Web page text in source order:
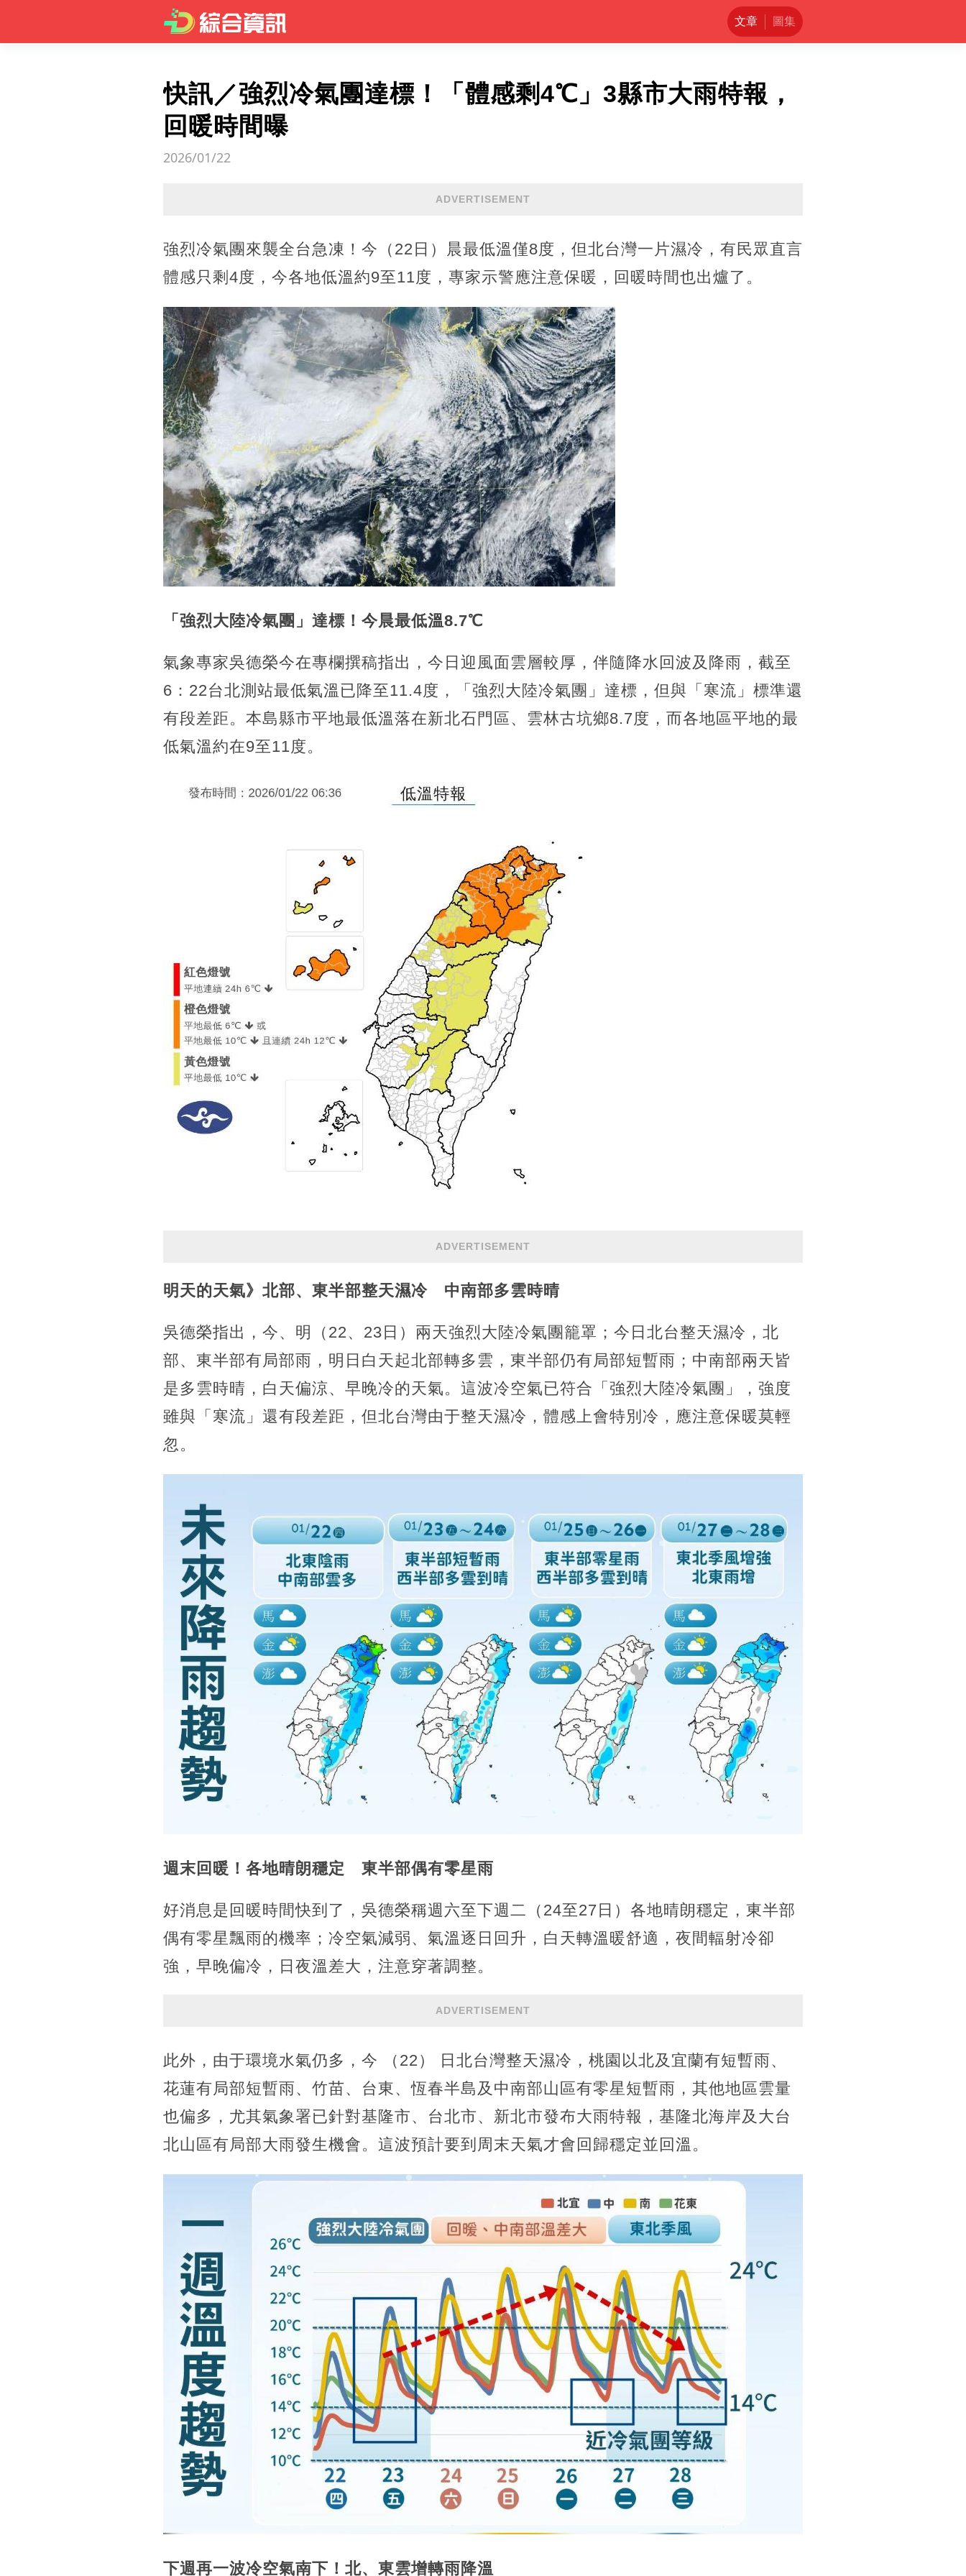
文章 圖集
快訊／強烈冷氣團達標！「體感剩4℃」3縣市大雨特報，
回暖時間曝
2026/01/22
ADVERTISEMENT
強烈冷氣團來襲全台急凍！今（22日）晨最低溫僅8度，但北台灣一片濕冷，有民眾直言
體感只剩4度，今各地低溫約9至11度，專家示警應注意保暖，回暖時間也出爐了。
「強烈大陸冷氣團」達標！今晨最低溫8.7℃
氣象專家吳德榮今在專欄撰稿指出，今日迎風面雲層較厚，伴隨降水回波及降雨，截至
6：22台北測站最低氣溫已降至11.4度，「強烈大陸冷氣團」達標，但與「寒流」標準還
有段差距。本島縣市平地最低溫落在新北石門區、雲林古坑鄉8.7度，而各地區平地的最
低氣溫約在9至11度。
ADVERTISEMENT
明天的天氣》北部、東半部整天濕冷 中南部多雲時晴
吳德榮指出，今、明（22、23日）兩天強烈大陸冷氣團籠罩；今日北台整天濕冷，北
部、東半部有局部雨，明日白天起北部轉多雲，東半部仍有局部短暫雨；中南部兩天皆
是多雲時晴，白天偏涼、早晚冷的天氣。這波冷空氣已符合「強烈大陸冷氣團」，強度
雖與「寒流」還有段差距，但北台灣由于整天濕冷，體感上會特別冷，應注意保暖莫輕
忽。
週末回暖！各地晴朗穩定 東半部偶有零星雨
好消息是回暖時間快到了，吳德榮稱週六至下週二（24至27日）各地晴朗穩定，東半部
偶有零星飄雨的機率；冷空氣減弱、氣溫逐日回升，白天轉溫暖舒適，夜間輻射冷卻
強，早晚偏冷，日夜溫差大，注意穿著調整。
ADVERTISEMENT
此外，由于環境水氣仍多，今 （22） 日北台灣整天濕冷，桃園以北及宜蘭有短暫雨、
花蓮有局部短暫雨、竹苗、台東、恆春半島及中南部山區有零星短暫雨，其他地區雲量
也偏多，尤其氣象署已針對基隆市、台北市、新北市發布大雨特報，基隆北海岸及大台
北山區有局部大雨發生機會。這波預計要到周末天氣才會回歸穩定並回溫。
下週再一波冷空氣南下！北、東雲增轉雨降溫